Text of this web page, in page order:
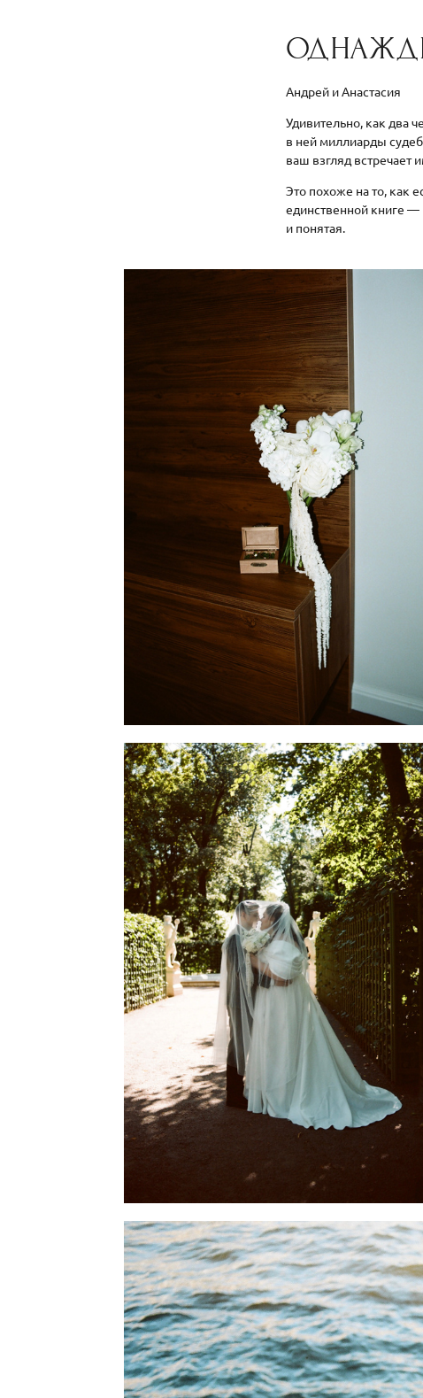
Андрей и Анастасия
Удивительно, как два
в ней миллиарды
ваш взгляд встречает
Это похоже на то, как
единственной книге —
и понятая.